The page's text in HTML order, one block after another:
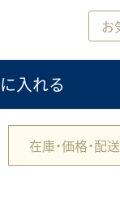
お
入れる
在庫・価格・配